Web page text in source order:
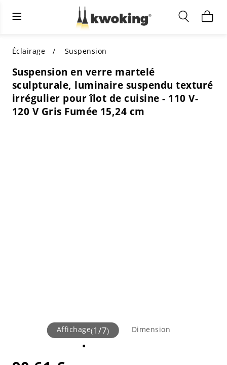
Meubles de salon
TOUS LES MEUBLES DE SALON
MEILLEURS CHOIX
ACHETEZ PAR STYLE
Éclairage intérieur
Acheter par catégorie
ACHETEZ PAR STYLE
Shop by Colors
Éclairage extérieur
TOUT L'ÉCLAIRAGE POUR
ACHETEZ PAR CATÉGORIE
ACHETEZ PAR STYLE
Éclairage Suspension
Suspension en verre martelé
sculpturale, luminaire suspendu texturé
irrégulier pour îlot de cuisine - 110 V-
120 V Gris Fumée 15,24 cm
Affichage(1/7) Dimension